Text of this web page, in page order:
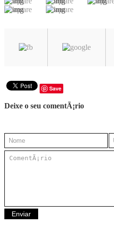
Save
Deixe o seu comentÃ¡rio